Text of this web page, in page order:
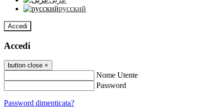
русский
Accedi
Accedi
button close ×
Nome Utente
Password
Password dimenticata?